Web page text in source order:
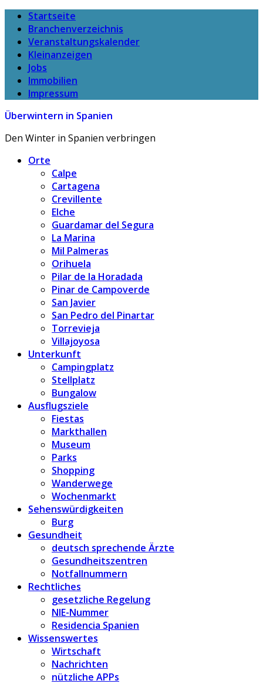
Startseite
Branchenverzeichnis
Veranstaltungskalender
Kleinanzeigen
Jobs
Immobilien
Impressum
Überwintern in Spanien
Den Winter in Spanien verbringen
Orte
Calpe
Cartagena
Crevillente
Elche
Guardamar del Segura
La Marina
Mil Palmeras
Orihuela
Pilar de la Horadada
Pinar de Campoverde
San Javier
San Pedro del Pinartar
Torrevieja
Villajoyosa
Unterkunft
Campingplatz
Stellplatz
Bungalow
Ausflugsziele
Fiestas
Markthallen
Museum
Parks
Shopping
Wanderwege
Wochenmarkt
Sehenswürdigkeiten
Burg
Gesundheit
deutsch sprechende Ärzte
Gesundheitszentren
Notfallnummern
Rechtliches
gesetzliche Regelung
NIE-Nummer
Residencia Spanien
Wissenswertes
Wirtschaft
Nachrichten
nützliche APPs